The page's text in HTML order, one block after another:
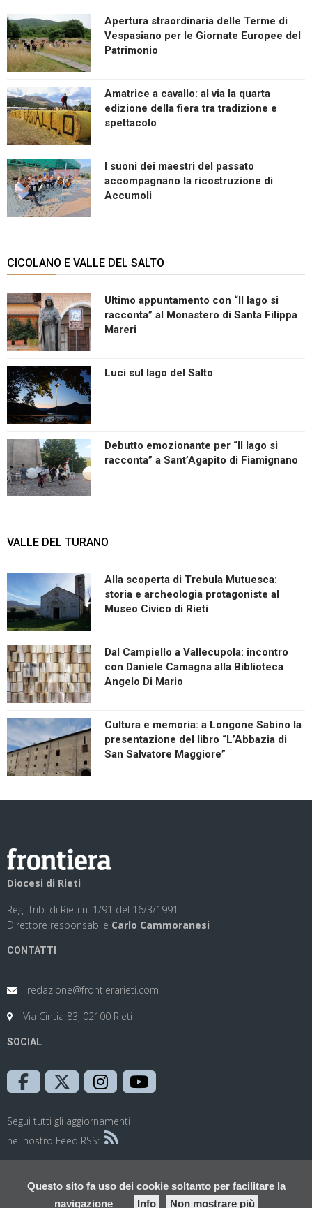
Questo sito fa uso dei cookie soltanto per facilitare la
navigazione
Info Non mostrare più
Apertura straordinaria delle Terme di
Vespasiano per le Giornate Europee del
Patrimonio
Amatrice a cavallo: al via la quarta
edizione della fiera tra tradizione e
spettacolo
I suoni dei maestri del passato
accompagnano la ricostruzione di
Accumoli
CICOLANO E VALLE DEL SALTO
Ultimo appuntamento con “Il lago si
racconta” al Monastero di Santa Filippa
Mareri
Luci sul lago del Salto
Debutto emozionante per “Il lago si
racconta” a Sant’Agapito di Fiamignano
VALLE DEL TURANO
Alla scoperta di Trebula Mutuesca:
storia e archeologia protagoniste al
Museo Civico di Rieti
Dal Campiello a Vallecupola: incontro
con Daniele Camagna alla Biblioteca
Angelo Di Mario
Cultura e memoria: a Longone Sabino la
presentazione del libro “L’Abbazia di
San Salvatore Maggiore”
Diocesi di Rieti
Reg. Trib. di Rieti n. 1/91 del 16/3/1991.
Direttore responsabile Carlo Cammoranesi
CONTATTI
redazione@frontierarieti.com
Via Cintia 83, 02100 Rieti
SOCIAL
Segui tutti gli aggiornamenti
nel nostro Feed RSS: